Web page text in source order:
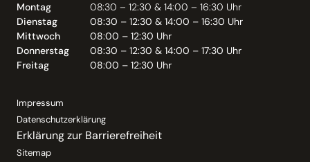
Montag
08:30 – 12:30 & 14:00 – 16:30 Uhr
Dienstag
08:30 – 12:30 & 14:00 – 16:30 Uhr
Mittwoch
08:00 – 12:30 Uhr
Donnerstag
08:30 – 12:30 & 14:00 – 17:30 Uhr
Freitag
08:00 – 12:30 Uhr
Impressum
Datenschutzerklärung
Erklärung zur Barrierefreiheit
Sitemap